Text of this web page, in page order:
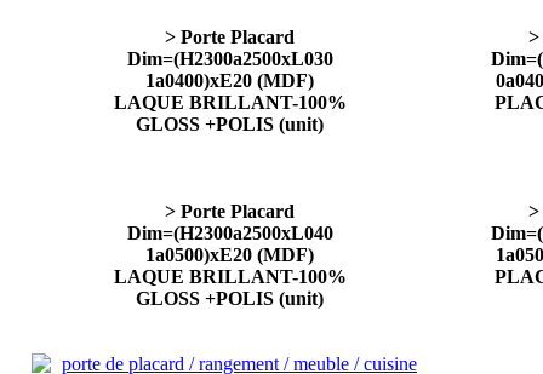
> Porte Placard
Dim=(H2300a2500xL030
1a0400)xE20 (MDF)
LAQUE BRILLANT-100%
GLOSS +POLIS (unit)
>
> Porte Placard
Dim=(H2300a2500xL040
1a0500)xE20 (MDF)
LAQUE BRILLANT-100%
GLOSS +POLIS (unit)
>